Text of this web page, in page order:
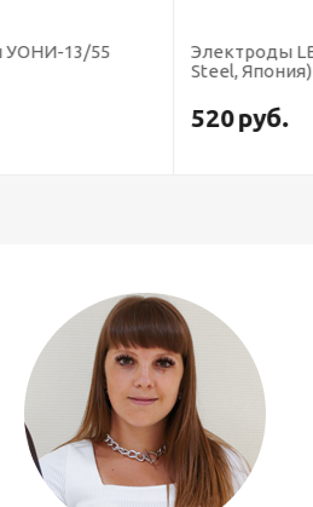
Электроды LB-52U (Kobe
Steel, Япония)